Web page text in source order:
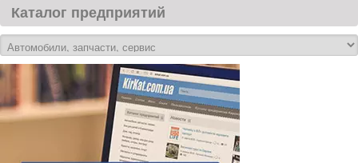
Каталог предприятий